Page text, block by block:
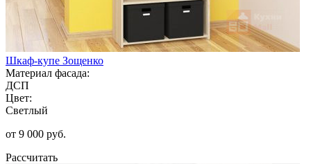
Шкаф-купе Зощенко
Материал фасада:
ДСП
Цвет:
Светлый
от 9 000 руб.
Рассчитать